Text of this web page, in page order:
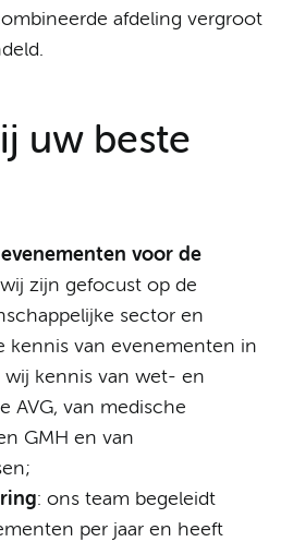
afdeling vergroot
uw beste
voor de
wij zijn gefocust op de
sector en
kennis van evenementen in
wij kennis van wet- en
AVG, van medische
GMH en van
: ons team begeleidt
per jaar en heeft